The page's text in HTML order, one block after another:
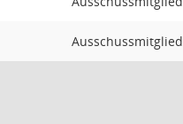
Ausschussmitglied